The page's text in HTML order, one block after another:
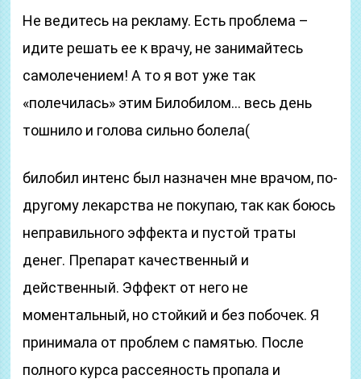
Не ведитесь на рекламу. Есть проблема –
идите решать ее к врачу, не занимайтесь
самолечением! А то я вот уже так
«полечилась» этим Билобилом… весь день
тошнило и голова сильно болела(
билобил интенс был назначен мне врачом, по-
другому лекарства не покупаю, так как боюсь
неправильного эффекта и пустой траты
денег. Препарат качественный и
действенный. Эффект от него не
моментальный, но стойкий и без побочек. Я
принимала от проблем с памятью. После
полного курса рассеяность пропала и